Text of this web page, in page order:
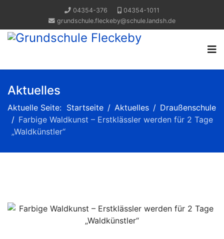
04354-376
04354-1011
grundschule.fleckeby@schule.landsh.de
Aktuelles
Aktuelle Seite: Startseite Aktuelles
Draußenschule
Farbige Waldkunst – Erstklässler werden für 2 Tage
„Waldkünstler“